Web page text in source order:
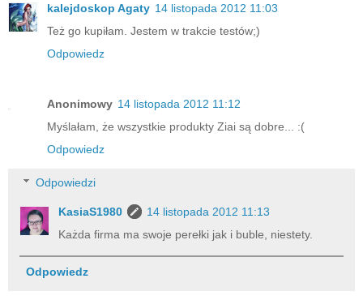
kalejdoskop Agaty 14 listopada 2012 11:03
Też go kupiłam. Jestem w trakcie testów;)
Odpowiedz
Anonimowy 14 listopada 2012 11:12
Myślałam, że wszystkie produkty Ziai są dobre... :(
Odpowiedz
Odpowiedzi
KasiaS1980
14 listopada 2012 11:13
Każda firma ma swoje perełki jak i buble, niestety.
Odpowiedz